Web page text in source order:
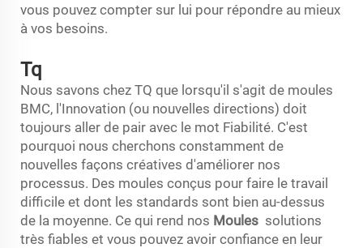
vous pouvez compter sur lui pour répondre au mieux
à vos besoins.
Tq
Nous savons chez TQ que lorsqu'il s'agit de moules
BMC, l'Innovation (ou nouvelles directions) doit
toujours aller de pair avec le mot Fiabilité. C'est
pourquoi nous cherchons constamment de
nouvelles façons créatives d'améliorer nos
processus. Des moules conçus pour faire le travail
difficile et dont les standards sont bien au-dessus
de la moyenne. Ce qui rend nos Moules solutions
très fiables et vous pouvez avoir confiance en leur